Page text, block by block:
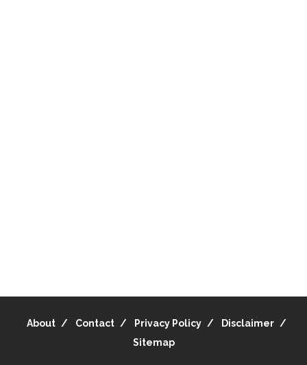
About Contact Privacy Policy
Disclaimer
Sitemap